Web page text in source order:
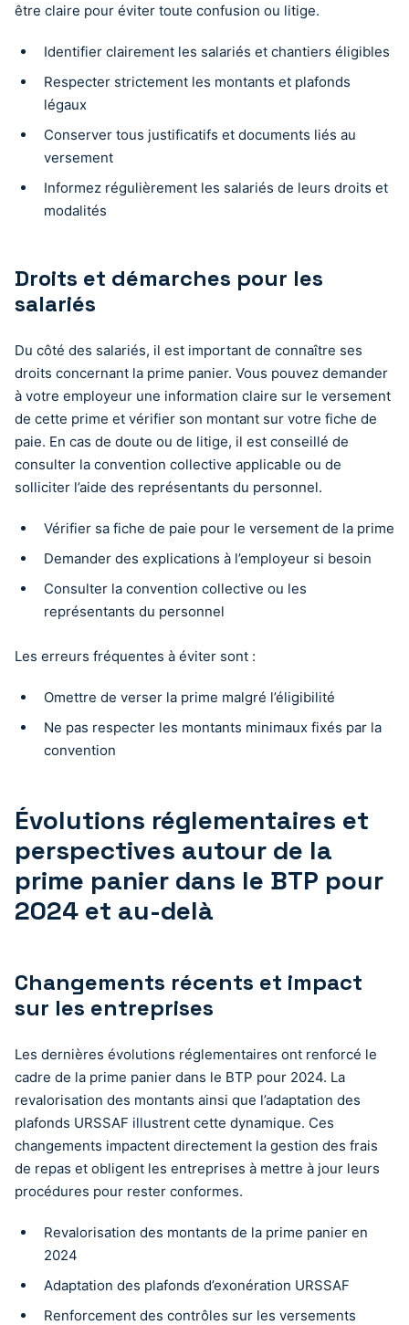
être claire pour éviter toute confusion ou litige.
Identifier clairement les salariés et chantiers éligibles
Respecter strictement les montants et plafonds
légaux
Conserver tous justificatifs et documents liés au
versement
Informez régulièrement les salariés de leurs droits et
modalités
Droits et démarches pour les
salariés
Du côté des salariés, il est important de connaître ses
droits concernant la prime panier. Vous pouvez demander
à votre employeur une information claire sur le versement
de cette prime et vérifier son montant sur votre fiche de
paie. En cas de doute ou de litige, il est conseillé de
consulter la convention collective applicable ou de
solliciter l’aide des représentants du personnel.
Vérifier sa fiche de paie pour le versement de la prime
Demander des explications à l’employeur si besoin
Consulter la convention collective ou les
représentants du personnel
Les erreurs fréquentes à éviter sont :
Omettre de verser la prime malgré l’éligibilité
Ne pas respecter les montants minimaux fixés par la
convention
Évolutions réglementaires et
perspectives autour de la
prime panier dans le BTP pour
2024 et au-delà
Changements récents et impact
sur les entreprises
Les dernières évolutions réglementaires ont renforcé le
cadre de la prime panier dans le BTP pour 2024. La
revalorisation des montants ainsi que l’adaptation des
plafonds URSSAF illustrent cette dynamique. Ces
changements impactent directement la gestion des frais
de repas et obligent les entreprises à mettre à jour leurs
procédures pour rester conformes.
Revalorisation des montants de la prime panier en
2024
Adaptation des plafonds d’exonération URSSAF
Renforcement des contrôles sur les versements